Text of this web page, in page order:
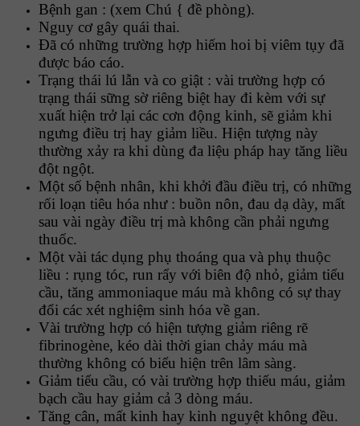
Bệnh gan : (xem Chú { đề phòng).
Nguy cơ gây quái thai.
Đã có những trường hợp hiếm hoi bị viêm tụy đã
được báo cáo.
Trạng thái lú lẫn và co giật : vài trường hợp có
trạng thái sững sờ riêng biệt hay đi kèm với sự
xuất hiện trở lại các cơn động kinh, sẽ giảm khi
ngưng điều trị hay giảm liều. Hiện tượng này
thường xảy ra khi dùng đa liệu pháp hay tăng liều
đột ngột.
Một số bệnh nhân, khi khởi đầu điều trị, có những
rối loạn tiêu hóa như : buồn nôn, đau dạ dày, mất
sau vài ngày điều trị mà không cần phải ngưng
thuốc.
Một vài tác dụng phụ thoáng qua và phụ thuộc
liều : rụng tóc, run rẩy với biên độ nhỏ, giảm tiểu
cầu, tăng ammoniaque máu mà không có sự thay
đổi các xét nghiệm sinh hóa về gan.
Vài trường hợp có hiện tượng giảm riêng rẽ
fibrinogène, kéo dài thời gian chảy máu mà
thường không có biểu hiện trên lâm sàng.
Giảm tiểu cầu, có vài trường hợp thiếu máu, giảm
bạch cầu hay giảm cả 3 dòng máu.
Tăng cân, mất kinh hay kinh nguyệt không đều.